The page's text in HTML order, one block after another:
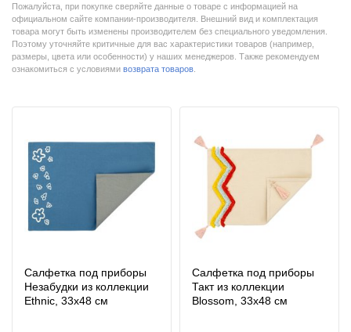
Пожалуйста, при покупке сверяйте данные о товаре с информацией на
официальном сайте компании-производителя. Внешний вид и комплектация
товара могут быть изменены производителем без специального уведомления.
Поэтому уточняйте критичные для вас характеристики товаров (например,
размеры, цвета или особенности) у наших менеджеров. Также рекомендуем
ознакомиться с условиями возврата товаров
Салфетка под приборы
Незабудки из коллекции
Ethnic, 33х48 см
Салфетка под приборы
Такт из коллекции
Blossom, 33х48 см